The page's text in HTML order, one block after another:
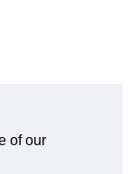
of our